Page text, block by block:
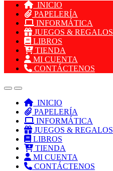
INICIO
PAPELERÍA
INFORMÁTICA
JUEGOS & REGALOS
LIBROS
TIENDA
MI CUENTA
CONTÁCTENOS
INICIO
PAPELERÍA
INFORMÁTICA
JUEGOS & REGALOS
LIBROS
TIENDA
MI CUENTA
CONTÁCTENOS